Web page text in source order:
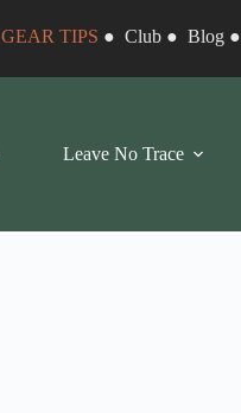
GEAR TIPS ● Club● Blog●
Leave No Trace